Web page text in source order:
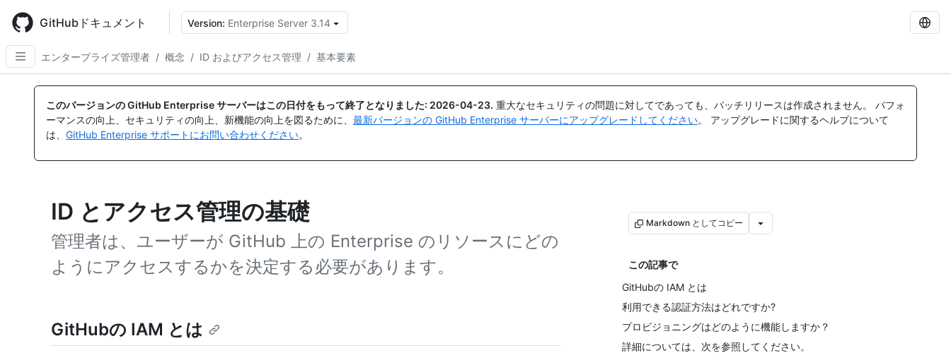
main
content
GitHubドキュメント Version: Enterprise Server 3.14
エンタープライズ管理者 / 概念 / ID およびアクセス管理 / 基本要素
このバージョンの GitHub Enterprise サーバーはこの日付をもって終了となりました: 2026-04-23. 重大なセキュリティの問題に対してであっても、パッチリリースは作成されません。 パフォ
ーマンスの向上、セキュリティの向上、新機能の向上を図るために、 最新バージョンの GitHub Enterprise サーバーにアップグレードしてください。 アップグレードに関するヘルプについて
は、 GitHub Enterprise サポートにお問い合わせください。
ID とアクセス管理の基礎
管理者は、ユーザーが GitHub 上の Enterprise のリソースにどの
ようにアクセスするかを決定する必要があります。
Markdown としてコピー
この記事で
GitHubの IAM とは
利用できる認証方法はどれですか?
プロビジョニングはどのように機能しますか？
詳細については、次を参照してください。
GitHubの IAM とは